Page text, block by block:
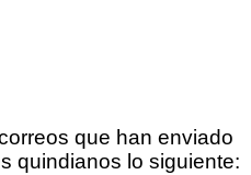
que han enviado
quindianos lo siguiente: